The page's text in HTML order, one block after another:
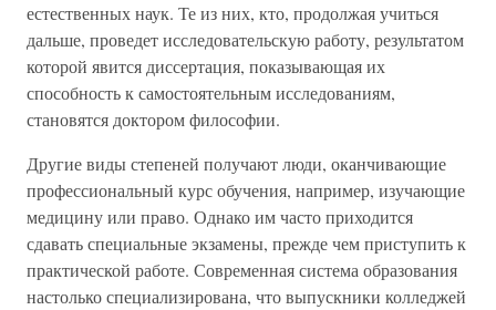
естественных наук. Те из них, кто, продолжая учиться
дальше, проведет исследовательскую работу, результатом
которой явится диссертация, показывающая их
способность к самостоятельным исследованиям,
становятся доктором философии.
Другие виды степеней получают люди, оканчивающие
профессиональный курс обучения, например, изучающие
медицину или право. Однако им часто приходится
сдавать специальные экзамены, прежде чем приступить к
практической работе. Современная система образования
настолько специализирована, что выпускники колледжей